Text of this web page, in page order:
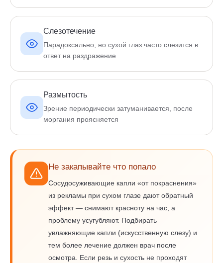
Слезотечение
Парадоксально, но сухой глаз часто слезится в
ответ на раздражение
Размытость
Зрение периодически затуманивается, после
моргания проясняется
Не закапывайте что попало
Сосудосуживающие капли «от покраснения»
из рекламы при сухом глазе дают обратный
эффект — снимают красноту на час, а
проблему усугубляют. Подбирать
увлажняющие капли (искусственную слезу) и
тем более лечение должен врач после
осмотра. Если резь и сухость не проходят